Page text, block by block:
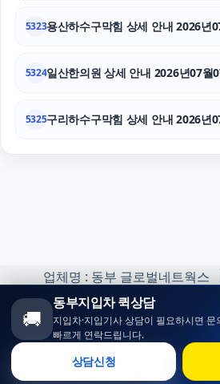
5323용산하수구막힘 상세 안내 2026년
5324일산한의원 상세 안내 2026년07월
5325구리하수구막힘 상세 안내 2026년
업체명 : 동부 글로벌네트웍스
:minhoh1@naver.com
카카오톡 오픈채팅 :
https://open.kakao.com/o/
Copyright ⓒ 동부 지입차 All
🚚
동부지입차 퀵상담
지입차·지입기사 상담이 필요하시면
빠르게 연락드립니다.
상담신청